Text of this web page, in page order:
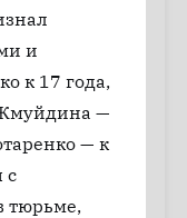
и
к 17 года,
—
— к
с
тюрьме,